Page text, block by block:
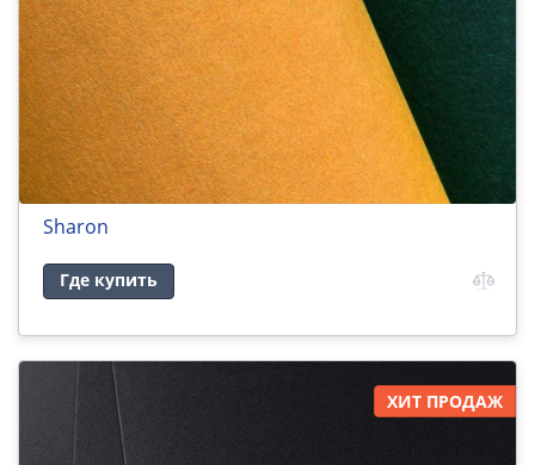
Sharon
Где купить
ХИТ ПРОДАЖ